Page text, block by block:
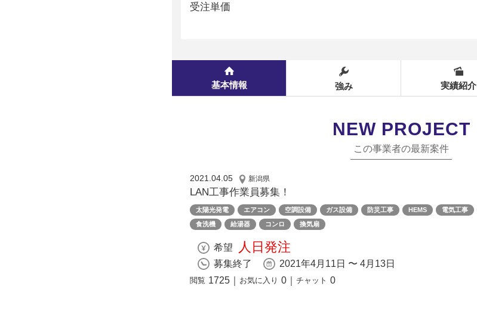
受注単価
基本情報 強み 実績紹介
NEW PROJECT
この事業者の最新案件
2021.04.05 新潟県
LAN工事作業員募集！
太陽光発電 エアコン 空調設備 ガス設備 防災工事 HEMS 電気工事
食洗機
給湯器 コンロ 換気扇
希望 人日発注
募集終了 2021年4月11日 〜 4月13日
閲覧 1725 お気に入り 0 チャット 0